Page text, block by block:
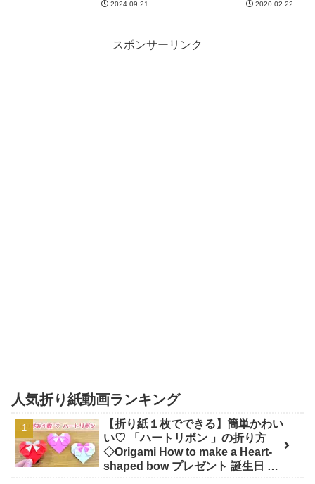
2024.09.21 2020.02.22
スポンサーリンク
人気折り紙動画ランキング
【折り紙１枚でできる】簡単かわい
い♡ 「ハートリボン 」の折り方
◇Origami How to make a Heart-
shaped bow プレゼント 誕生日 母